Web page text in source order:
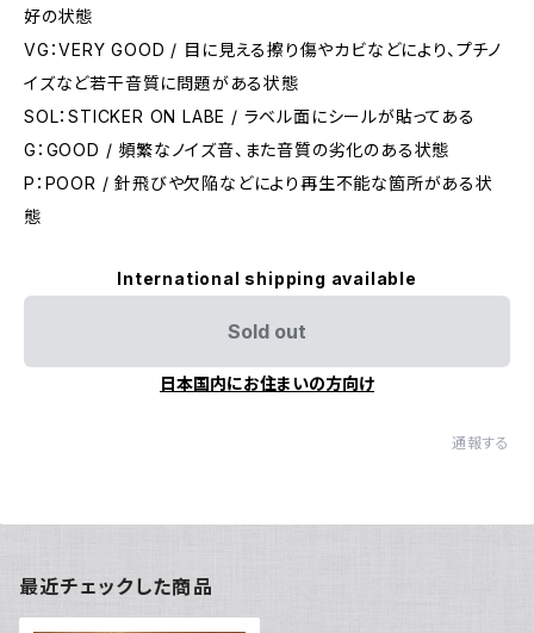
好の状態
VG：VERY GOOD / 目に見える擦り傷やカビなどにより、プチノ
イズなど若干音質に問題がある状態
SOL：STICKER ON LABE / ラベル面にシールが貼ってある
G：GOOD / 頻繁なノイズ音、また音質の劣化のある状態
P：POOR / 針飛びや欠陥などにより再生不能な箇所がある状
態
International shipping available
Sold out
日本国内にお住まいの方向け
通報する
最近チェックした商品